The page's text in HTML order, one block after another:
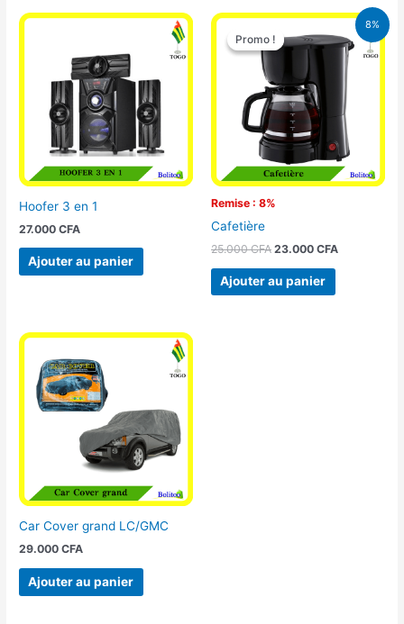
Hoofer 3 en 1
27.000CFA
Ajouter au panier
8%
Promo !
Remise : 8%
Promo !
Cafetière
25.000CFA
Le
prix
initial
25.000 CFA.
23.000 CFA
Le
prix
actuel
est :
23.000 CFA.
Ajouter au panier
Car Cover grand LC/GMC
29.000CFA
Ajouter au panier